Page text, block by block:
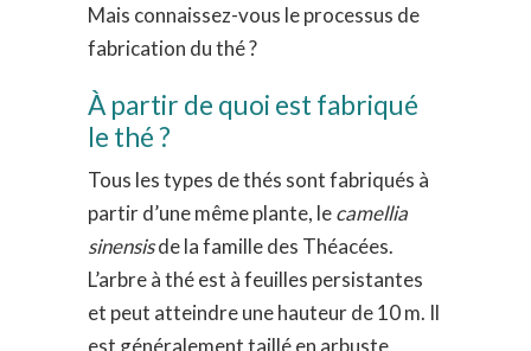
Mais connaissez-vous le processus de
fabrication du thé ?
À partir de quoi est fabriqué
le thé ?
Tous les types de thés sont fabriqués à
partir d’une même plante, lecamellia
sinensisde la famille des Théacées.
L’arbre à thé est à feuilles persistantes
et peut atteindre une hauteur de 10 m. Il
est généralement taillé en arbuste